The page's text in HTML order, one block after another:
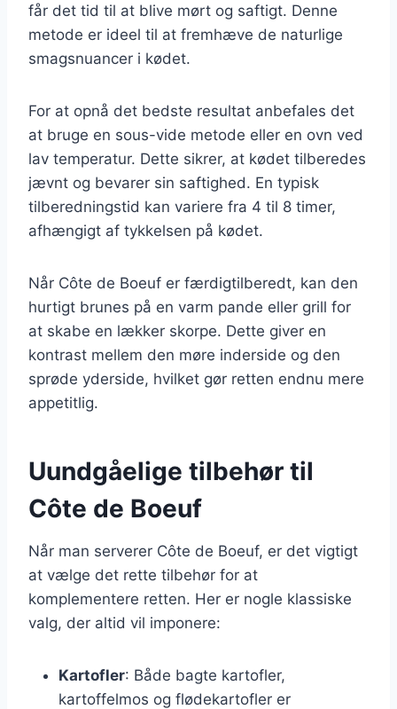
får det tid til at blive mørt og saftigt. Denne
metode er ideel til at fremhæve de naturlige
smagsnuancer i kødet.
For at opnå det bedste resultat anbefales det
at bruge en sous-vide metode eller en ovn ved
lav temperatur. Dette sikrer, at kødet tilberedes
jævnt og bevarer sin saftighed. En typisk
tilberedningstid kan variere fra 4 til 8 timer,
afhængigt af tykkelsen på kødet.
Når Côte de Boeuf er færdigtilberedt, kan den
hurtigt brunes på en varm pande eller grill for
at skabe en lækker skorpe. Dette giver en
kontrast mellem den møre inderside og den
sprøde yderside, hvilket gør retten endnu mere
appetitlig.
Uundgåelige tilbehør til
Côte de Boeuf
Når man serverer Côte de Boeuf, er det vigtigt
at vælge det rette tilbehør for at
komplementere retten. Her er nogle klassiske
valg, der altid vil imponere:
Kartofler: Både bagte kartofler,
kartoffelmos og flødekartofler er